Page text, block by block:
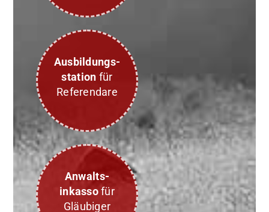
Ausbildungs-
station für
Referendare
Anwalts-
inkassofür
Gläubiger